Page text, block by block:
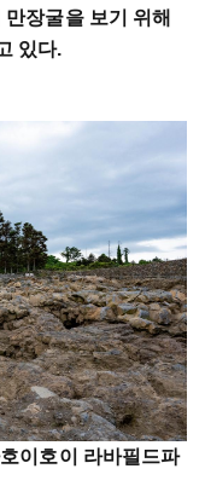
장굴을 보기 위해
있다.
이호이 라바필드파